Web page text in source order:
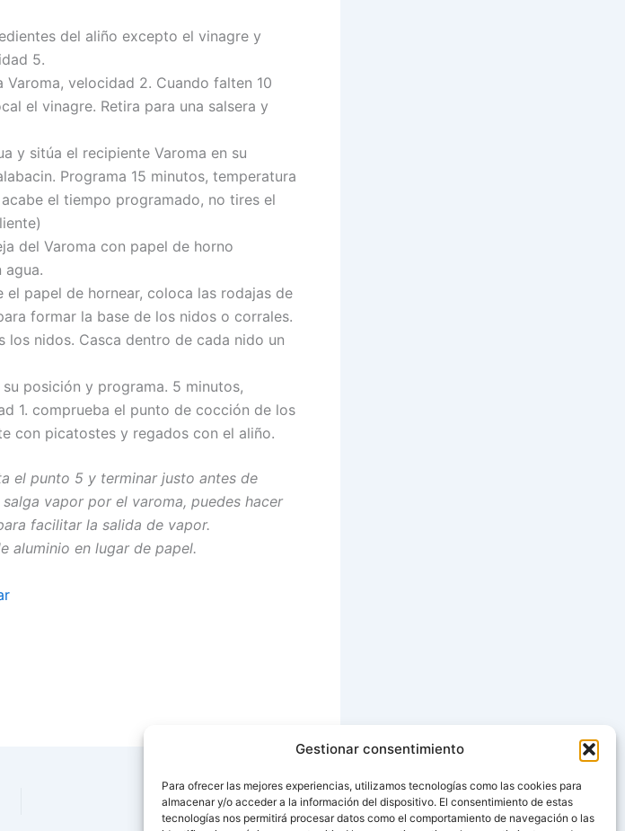
Gestionar consentimiento
Para ofrecer las mejores experiencias, utilizamos tecnologías como las cookies para
almacenar y/o acceder a la información del dispositivo. El consentimiento de estas
tecnologías nos permitirá procesar datos como el comportamiento de navegación o las
del aliño excepto el vinagre y
5.
velocidad 2. Cuando falten 10
el vinagre. Retira para una salsera y
y sitúa el recipiente Varoma en su
Programa 15 minutos, temperatura
el tiempo programado, no tires el
del Varoma con papel de horno
agua.
el papel de hornear, coloca las rodajas de
formar la base de los nidos o corrales.
los nidos. Casca dentro de cada nido un
posición y programa. 5 minutos,
1. comprueba el punto de cocción de los
con picatostes y regados con el aliño.
el punto 5 y terminar justo antes de
vapor por el varoma, puedes hacer
facilitar la salida de vapor.
aluminio en lugar de papel.
SIGUIENTE
Paté de pollo